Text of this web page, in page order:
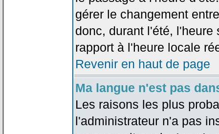
gérer le changement
donc, durant l'été, l'heure
rapport à l'heure locale
Revenir en haut de page
Ma langue n'est pas
Les raisons les plus
l'administrateur n'a pas